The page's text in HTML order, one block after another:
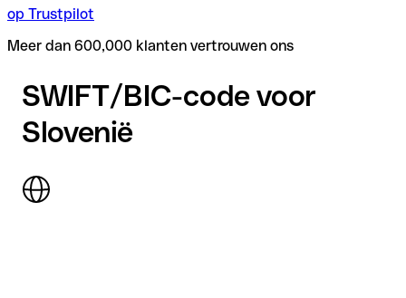
op Trustpilot
Meer dan 600,000 klanten vertrouwen ons
SWIFT/BIC-code voor
Slovenië